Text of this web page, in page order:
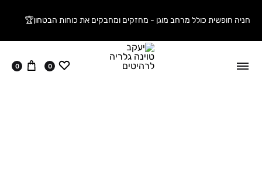
חניה חופשית כולל מרחב מוגן - מחזקים ומחבקים את כוחות הבטחון🏆
ווישליסט
0 עגלה
0